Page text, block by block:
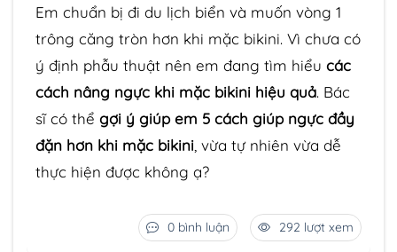
Em chuẩn bị đi du lịch biển và muốn vòng 1
trông căng tròn hơn khi mặc bikini. Vì chưa có
ý định phẫu thuật nên em đang tìm hiểu các
cách nâng ngực khi mặc bikini hiệu quả. Bác
sĩ có thể gợi ý giúp em 5 cách giúp ngực đầy
đặn hơn khi mặc bikini , vừa tự nhiên vừa dễ
thực hiện được không ạ?
0 bình luận 292 lượt xem